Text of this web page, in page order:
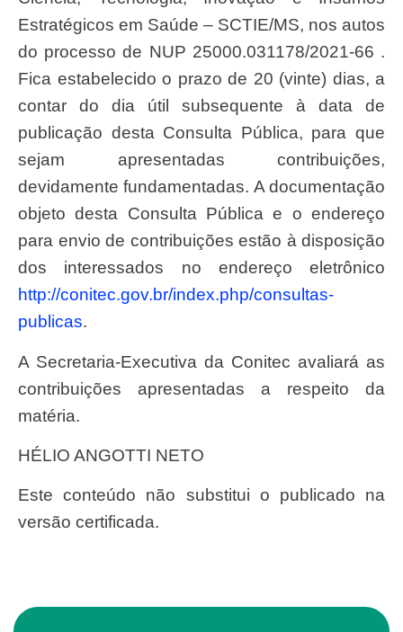
Estratégicos em Saúde – SCTIE/MS, nos autos
do processo de NUP 25000.031178/2021-66 .
Fica estabelecido o prazo de 20 (vinte) dias, a
contar do dia útil subsequente à data de
publicação desta Consulta Pública, para que
sejam apresentadas contribuições,
devidamente fundamentadas. A documentação
objeto desta Consulta Pública e o endereço
para envio de contribuições estão à disposição
dos interessados no endereço eletrônico
http://conitec.gov.br/index.php/consultas-
publicas.
A Secretaria-Executiva da Conitec avaliará as
contribuições apresentadas a respeito da
matéria.
HÉLIO ANGOTTI NETO
Este conteúdo não substitui o publicado na
versão certificada.